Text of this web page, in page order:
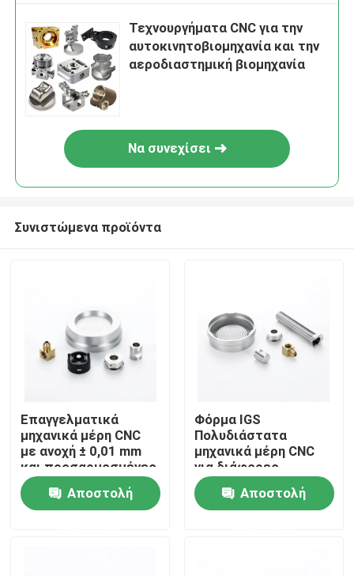
Σπίτι
Τεχνουργήματα CNC για την
αυτοκινητοβιομηχανία και την
αεροδιαστημική βιομηχανία
Να συνεχίσει
Συνιστώμενα προϊόντα
Επαγγελματικά
μηχανικά μέρη CNC
με ανοχή ± 0,01 mm
και προσαρμοσμένες
λύσεις επίστρωσης
Αποστολή
Φόρμα IGS
Πολυδιάστατα
μηχανικά μέρη CNC
για διάφορες
διαδικασίες
κατασκευής OEM
ODM
Αποστολή